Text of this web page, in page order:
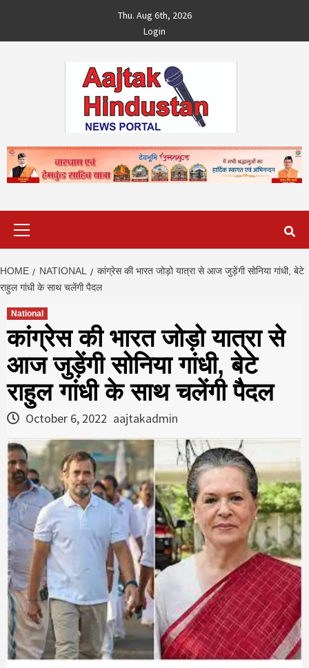
content
Thu. Aug 6th, 2026
Login
HOME NATIONAL
कांग्रेस की भारत जोड़ो यात्रा से आज जुड़ेंगी सोनिया गांधी, बेटे
राहुल गांधी के साथ चलेंगी पैदल
National
कांग्रेस की भारत जोड़ो यात्रा से
आज जुड़ेंगी सोनिया गांधी, बेटे
राहुल गांधी के साथ चलेंगी पैदल
October 6, 2022 aajtakadmin